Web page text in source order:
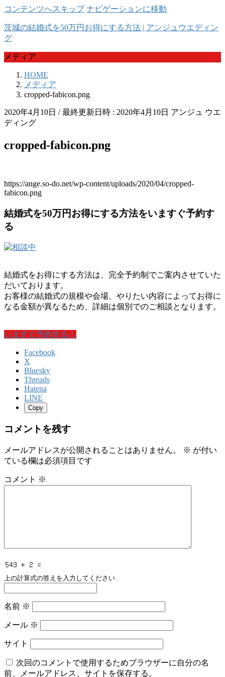
コンテンツへスキップ ナビゲーションに移動
茨城の結婚式を50万円お得にする方法 | アンジュウエディン
グ
メディア
HOME
メディア
cropped-fabicon.png
2020年4月10日 / 最終更新日時 : 2020年4月10日 アンジュ ウエ
ディング
cropped-fabicon.png
https://ange.so-do.net/wp-content/uploads/2020/04/cropped-
fabicon.png
結婚式を50万円お得にする方法をいますぐ予約す
る
結婚式をお得にする方法は、完全予約制でご案内させていた
だいております。
お客様の結婚式の規模や会場、やりたい内容によってお得に
なる金額が異なるため、詳細は個別でのご相談となります。
いますぐ予約する！
Facebook
X
Bluesky
Threads
Hatena
LINE
Copy
コメントを残す
メールアドレスが公開されることはありません。 ※ が付い
ている欄は必須項目です
コメント ※
上の計算式の答えを入力してください
名前 ※
メール ※
サイト
次回のコメントで使用するためブラウザーに自分の名
前、メールアドレス、サイトを保存する。